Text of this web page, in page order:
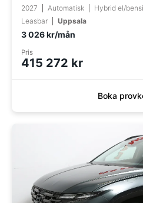
2027 Automatisk Hybrid el/
Leasbar
Uppsala
3 026 kr/mån
Pris
415 272 kr
Boka